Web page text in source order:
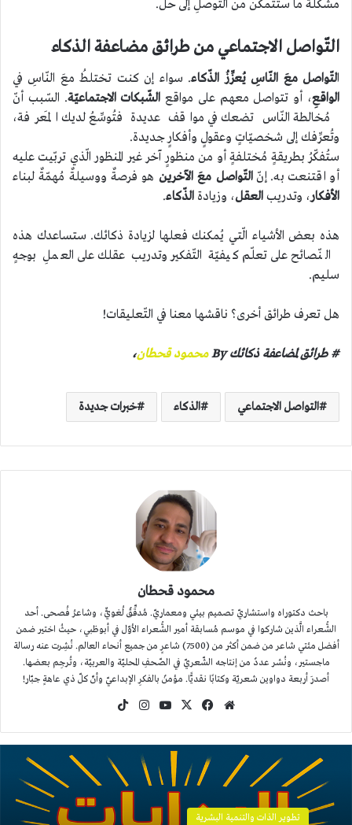
مشكلة ما ستتمكّن من التّوصلِ إلى حل.
التّواصل الاجتماعي من طرائق مضاعفة الذكاء
التّواصل معَ النّاسِ يُعزِّزُ الذّكاء. سواء إن كنت تختلطُ معَ النّاسِ في
الواقعِ، أو تتواصل معهم على مواقع الشّبكات الاجتماعيّة. السّبب أنّ
مُخالطة النّاس تضعك في مواقف عديدة فتُوسِّعُ لديك المَعرفة،
وتُعرِّفك إلى شخصيّاتٍ وعقولٍ وأفكارٍ جديدة.
ستُفكّرُ بطريقةٍ مُختلفةٍ أو من منظورٍ آخر غير المنظور الّذي تربّيت عليه
أو اقتنعت به. إنّالتّواصل معَ الآخرين هو فرصةٌ ووسيلةٌ مُهمّةٌ لبناء
الأفكار، وتدريب العقل، وزيادة الذّكاء.
هذه بعض الأشياء الّتي يُمكنك فعلها لزيادة ذكائك. ستساعدك هذه
النّصائح على تعلّم كيفيّة التّفكير وتدريب عقلك على العملِ بوجهٍ
سليم.
هل تعرف طرائق أخرى؟ ناقشها معنا في التّعليقات!
# طرائق لمضاعفة ذكائكBy محمود قحطان،
التواصل الاجتماعي الذكاء خبرات جديدة
محمود قحطان
باحث دكتوراه واستشاريّ تصميم بيئي ومعماريّ. مُدقِّقٌ لُغويٌّ، وشاعرُ فُصحى. أحد
الشُّعراء الَّذين شاركوا في موسم مُسابقة أمير الشُّعراء الأوّل في أبوظبي، حيثُ اختير ضمن
أفضل مئتي شاعر من ضمن أكثر من (7500) شاعرٍ من جميع أنحاء العالم. نُشِرت عنه رسالة
ماجستير، ونُشر عددٌ من إنتاجه الشّعريّ في الصّحفِ المحليّة والعربيّة، وتُرجِم بعضها.
أصدرَ أربعة دواوين شعريّة وكتابًا نقديًّا. مؤمنٌ بالفكرِ الإبداعيّ وأنّ كلّ ذي عاهةٍ جبّار!
موقع
فيسبوك
‫X
‫YouTubeانستقرام
تطوير الذات والتنمية البشرية